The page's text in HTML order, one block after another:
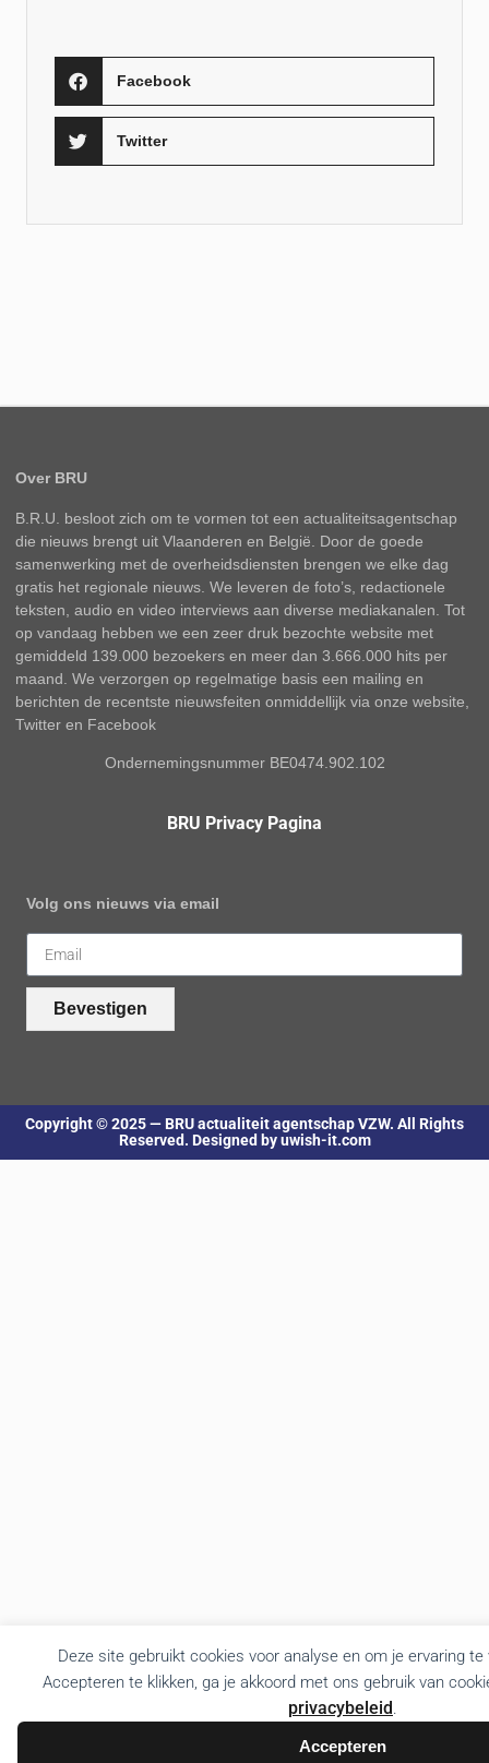
Deze site gebruikt cookies voor analyse en om je ervaring
Accepteren te klikken, ga je akkoord met ons gebruik van
privacybeleid.
Accepteren
Facebook
Twitter
Over BRU
B.R.U. besloot zich om te vormen tot een actualiteitsagentschap
die nieuws brengt uit Vlaanderen en België. Door de goede
samenwerking met de overheidsdiensten brengen we elke dag
gratis het regionale nieuws. We leveren de foto’s, redactionele
teksten, audio en video interviews aan diverse mediakanalen. Tot
op vandaag hebben we een zeer druk bezochte website met
gemiddeld 139.000 bezoekers en meer dan 3.666.000 hits per
maand. We verzorgen op regelmatige basis een mailing en
berichten de recentste nieuwsfeiten onmiddellijk via onze website,
Twitter en Facebook
Ondernemingsnummer BE0474.902.102
BRU Privacy Pagina
Volg ons nieuws via email
Bevestigen
Copyright © 2025 — BRU actualiteit agentschap VZW. All Rights
Reserved. Designed by uwish-it.com